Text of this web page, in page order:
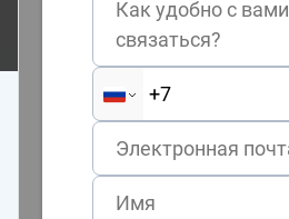
Как удобно с вами
связаться?